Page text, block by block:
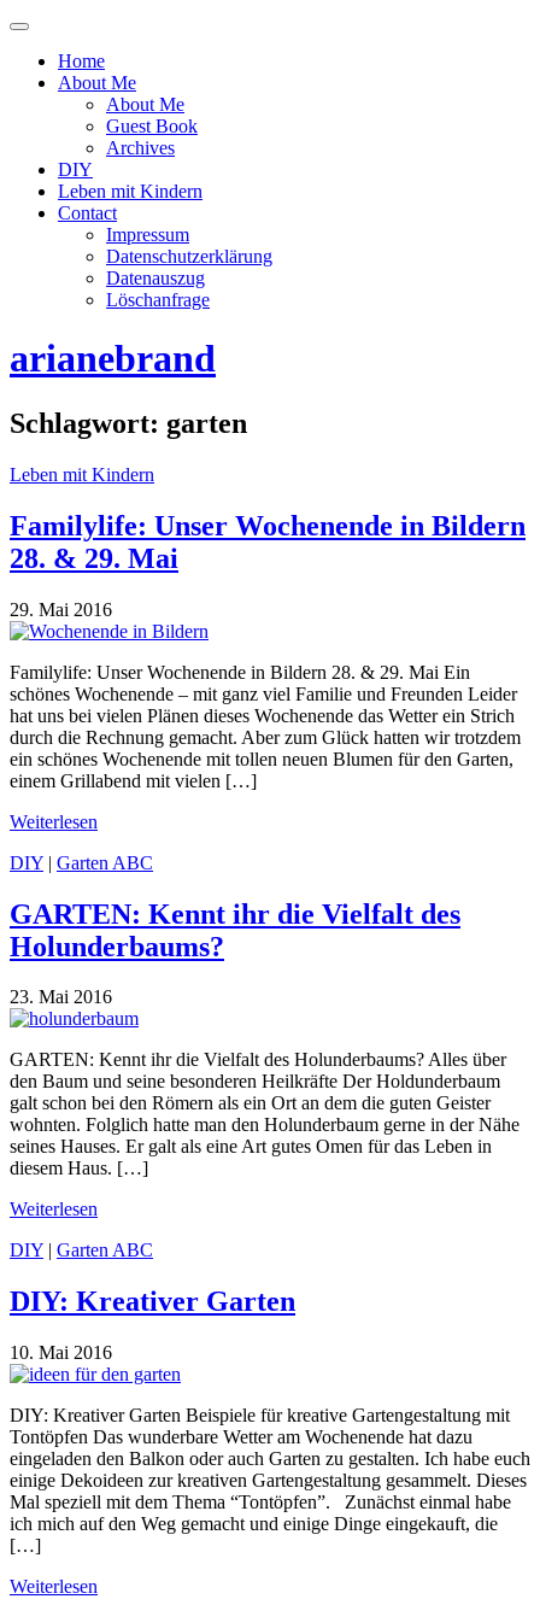
Menü
oder
ausblenden
Home
About Me
About Me
Guest Book
Archives
DIY
Leben mit Kindern
Contact
Impressum
Datenschutzerklärung
Datenauszug
Löschanfrage
arianebrand
Schlagwort: garten
Leben mit Kindern
Familylife: Unser Wochenende in Bildern
28. & 29. Mai
29. Mai 2016
Familylife: Unser Wochenende in Bildern 28. & 29. Mai Ein
schönes Wochenende – mit ganz viel Familie und Freunden Leider
hat uns bei vielen Plänen dieses Wochenende das Wetter ein Strich
durch die Rechnung gemacht. Aber zum Glück hatten wir trotzdem
ein schönes Wochenende mit tollen neuen Blumen für den Garten,
einem Grillabend mit vielen […]
Weiterlesen
DIY | Garten ABC
GARTEN: Kennt ihr die Vielfalt des
Holunderbaums?
23. Mai 2016
GARTEN: Kennt ihr die Vielfalt des Holunderbaums? Alles über
den Baum und seine besonderen Heilkräfte Der Holdunderbaum
galt schon bei den Römern als ein Ort an dem die guten Geister
wohnten. Folglich hatte man den Holunderbaum gerne in der Nähe
seines Hauses. Er galt als eine Art gutes Omen für das Leben in
diesem Haus. […]
Weiterlesen
DIY | Garten ABC
DIY: Kreativer Garten
10. Mai 2016
DIY: Kreativer Garten Beispiele für kreative Gartengestaltung mit
Tontöpfen Das wunderbare Wetter am Wochenende hat dazu
eingeladen den Balkon oder auch Garten zu gestalten. Ich habe euch
einige Dekoideen zur kreativen Gartengestaltung gesammelt. Dieses
Mal speziell mit dem Thema “Tontöpfen”. Zunächst einmal habe
ich mich auf den Weg gemacht und einige Dinge eingekauft, die
[…]
Weiterlesen